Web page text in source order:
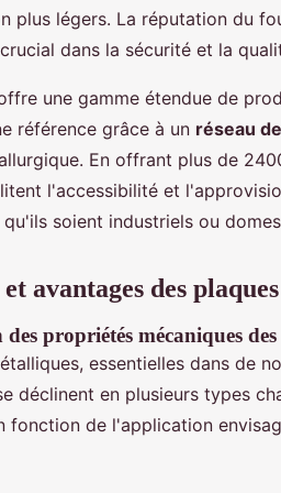
plus légers. La réputation du
dans la sécurité et la
une gamme étendue de
référence grâce à un réseau
En offrant plus de
l'accessibilité et
soient industriels ou
avantages des
propriétés mécaniques
essentielles dans de
déclinent en plusieurs types
fonction de l'application